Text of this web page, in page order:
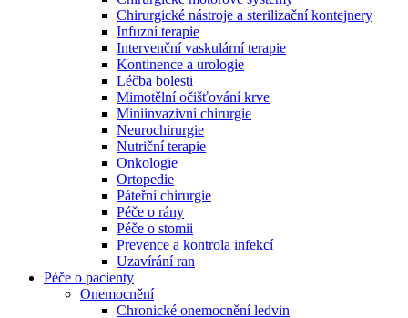
Odborné ambulance
Naše specializované ambulance jsou tu pro vás. Zvolte
specializaci a město, které potřebujete, a objednejte se do naší
ambulance.
Chirurgické nástroje a sterilizační kontejnery
Infuzní terapie
Intervenční vaskulární terapie
Kontinence a urologie
Léčba bolesti
Mimotělní očišťování krve
Miniinvazivní chirurgie
Neurochirurgie
Nutriční terapie
Onkologie
Ortopedie
Páteřní chirurgie
Péče o rány
Péče o stomii
Prevence a kontrola infekcí
Uzavírání ran
Péče o pacienty
Onemocnění
Chronické onemocnění ledvin